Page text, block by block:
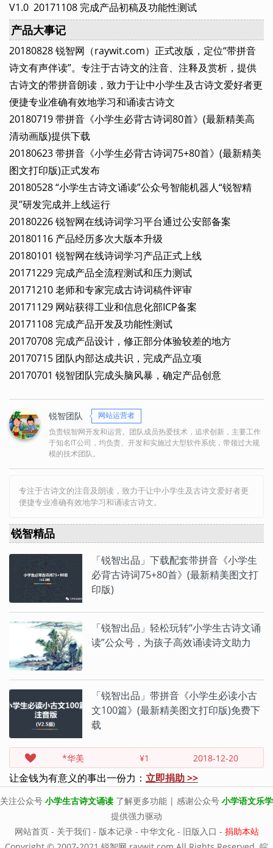
V1.0 20171108 完成产品初稿及功能性测试
产品大事记
20180828 锐智网（raywit.com）正式改版，定位“带拼音
诗文有声伴读”。专注于古诗文的注音、注释及赏析，提供
古诗文的带拼音朗读，致力于让中小学生及古诗文爱好者更
便捷专业准确有效地学习和诵读古诗文
20180719 带拼音《小学生必背古诗词80首》(最新精美高
清动画版)提供下载
20180623 带拼音《小学生必背古诗词75+80首》(最新精美
图文打印版)正式发布
20180528 “小学生古诗文诵读”公众号智能机器人“锐智精
灵”研发完成并上线运行
20180226 锐智网在线诗词学习平台通过公安部备案
20180116 产品经历多次大版本升级
20180101 锐智网在线诗词学习产品正式上线
20171229 完成产品全流程测试和压力测试
20171210 老师和专家完成古诗词稿件评审
20171129 网站获得工业和信息化部ICP备案
20171108 完成产品开发及功能性测试
20170708 完成产品设计，修正部分体验较差的地方
20170715 团队内部达成共识，完成产品立项
20170701 锐智团队完成头脑风暴，确定产品创意
锐智团队
网站运营者
负责锐智网开发和运营。团队成员热爱技术，追求创新，主要工作
于知名IT公司，均负责、开发和实施过大型软件系统，带领过大规
模的技术团队。
专注于古诗文的注音及朗读，致力于让中小学生及古诗文爱好者更
便捷专业准确有效地学习和诵读古诗文。
锐智精品
「锐智出品」下载配套带拼音《小学生
必背古诗词75+80首》(最新精美图文打
印版)
「锐智出品」轻松玩转“小学生古诗文诵
读”公众号，为孩子高效诵读诗文助力
「锐智出品」带拼音《小学生必读小古
文100篇》(最新精美图文打印版)免费下
载
*华美 ¥1
2018-12-20
[匿名]
¥10
2018-12-19
*耀
¥30
2018-12-18
¥5
*力
2018-12-17
让金钱为有意义的事出一份力： 立即捐助 >>
关注公众号 小学生古诗文诵读 了解更多功能 | 感谢公众号 小学语文乐学
提供强力驱动
网站首页- 关于我们 - 版本记录- 中华文化- 旧版入口 - 捐助本站